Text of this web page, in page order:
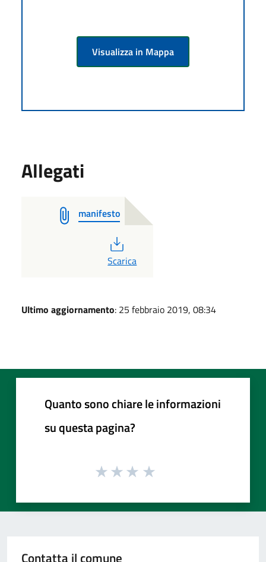
Visualizza in Mappa
Allegati
manifesto
PDF
Scarica
Ultimo aggiornamento: 25 febbraio 2019, 08:34
Quanto sono chiare le informazioni
su questa pagina?
Contatta il comune